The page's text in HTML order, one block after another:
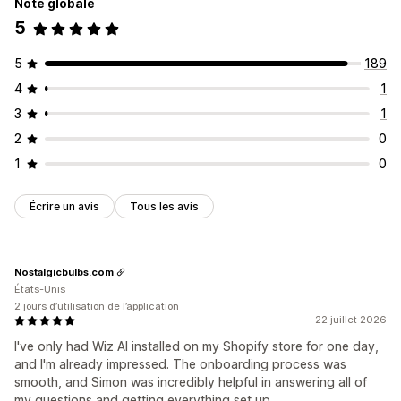
Recueil du consentement
Liste de collecte d’adresses e-mail
Liste de collecte de SMS Déclencheurs et règles
Automatisations Ciblage Géolocalisation Segmentation
Balisage
Analyses de données
Note globale
5
5
189
4
1
3
1
2
0
1
0
Écrire un avis Tous les avis
22 juillet 2026
I've only had Wiz AI installed on my Shopify store for one day,
and I'm already impressed. The onboarding process was
smooth, and Simon was incredibly helpful in answering all of
Nostalgicbulbs.com
États-Unis
2 jours d’utilisation de l’application